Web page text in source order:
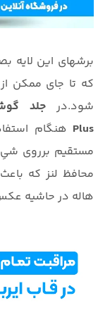
برشهای این لایه
که تا جای ممکن
شود.در
Plus هنگام
مستقیم برروی
محافظ لنز که
هاله در حاشیه